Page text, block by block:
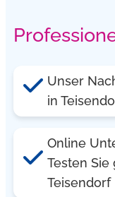
Unser
in
Online
Testen
Teisendorf